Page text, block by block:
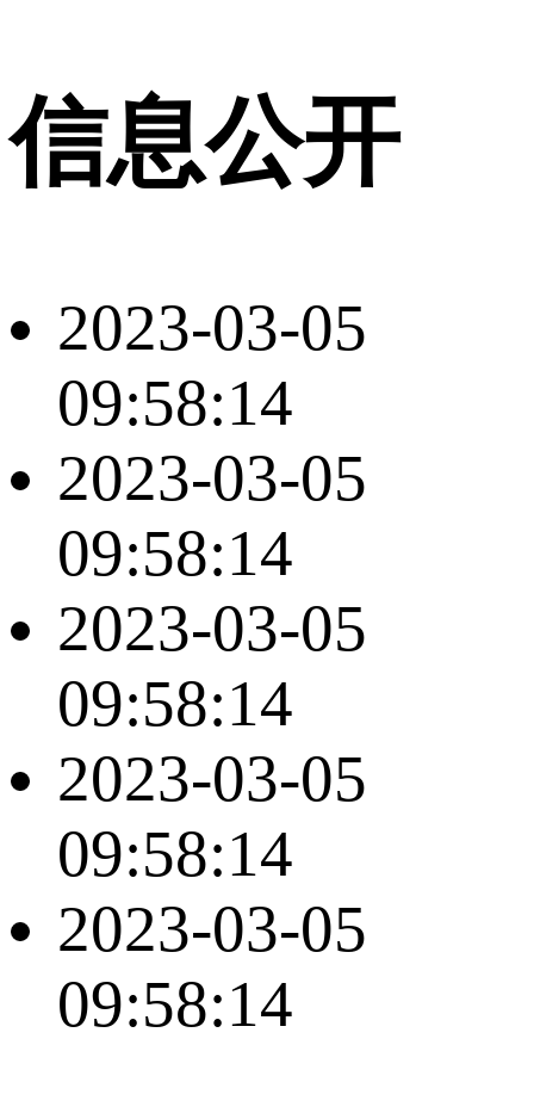
信息公开
2023-03-05
09:58:14
2023-03-05
09:58:14
2023-03-05
09:58:14
2023-03-05
09:58:14
2023-03-05
09:58:14